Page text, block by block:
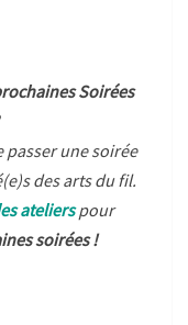
Soirées
passer une soirée
des arts du fil.
atelierspour
soirées !